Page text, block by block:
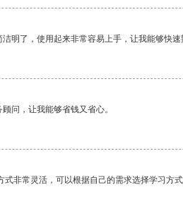
明了，使用起来非常容易上手，让我能够快
问，让我能够省钱又省心。
式非常灵活，可以根据自己的需求选择学习方